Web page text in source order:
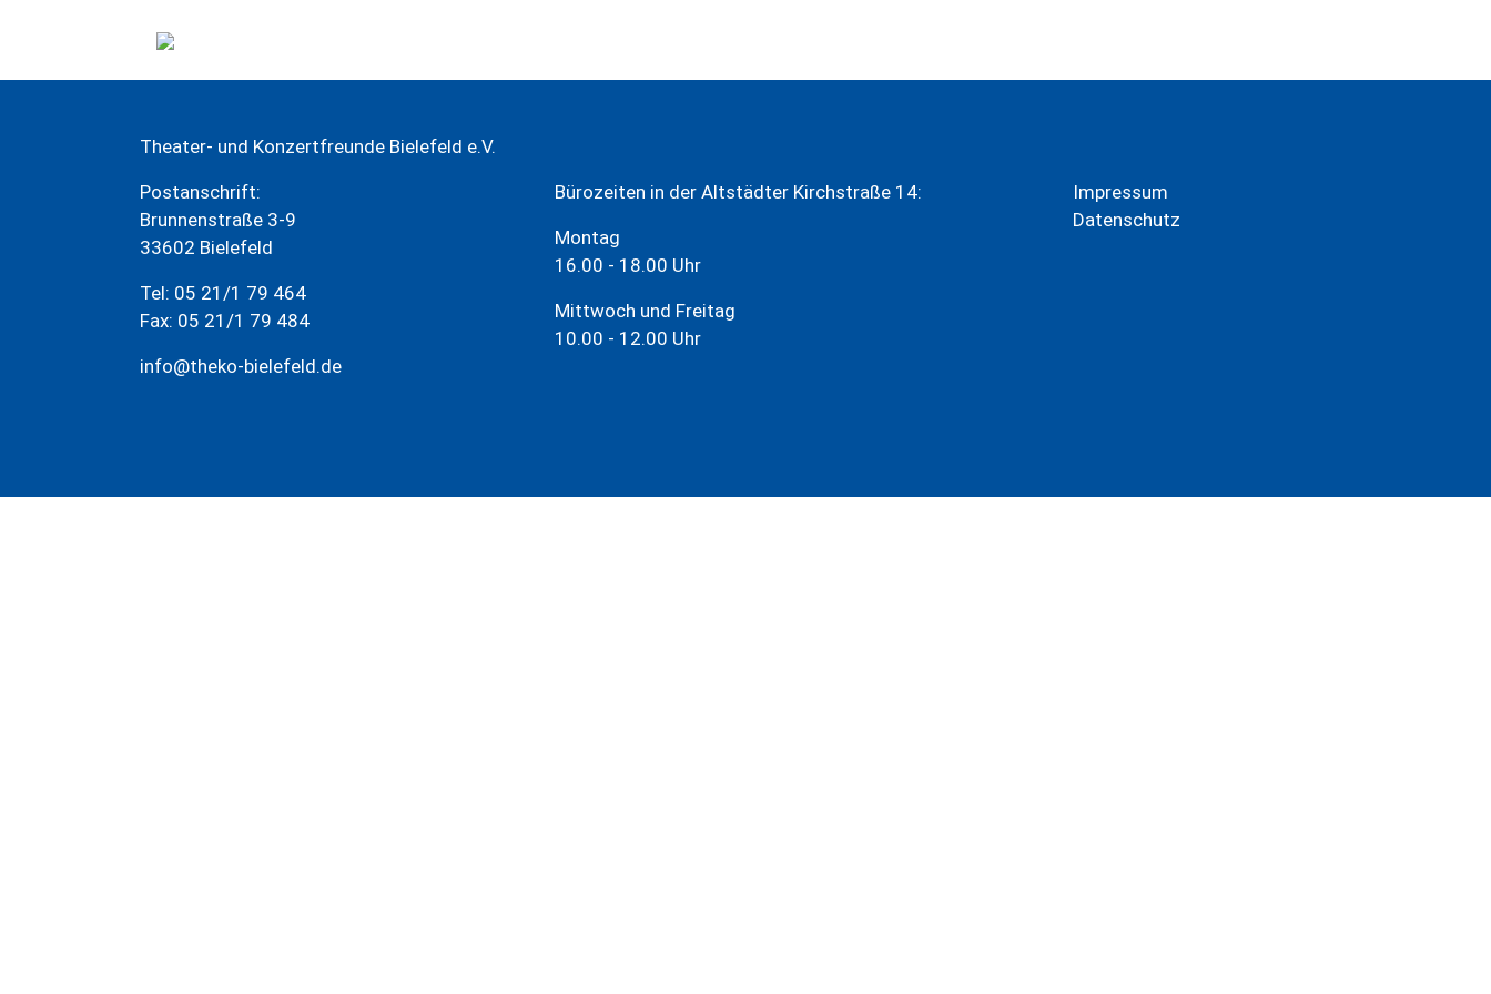
Theater- und Konzertfreunde Bielefeld e.V.
Postanschrift:
Brunnenstraße 3-9
33602 Bielefeld
Tel: 05 21/1 79 464
Fax: 05 21/1 79 484
info@theko-bielefeld.de
Bürozeiten in der Altstädter Kirchstraße 14:
Montag
16.00 - 18.00 Uhr
Mittwoch und Freitag
10.00 - 12.00 Uhr
Impressum
Datenschutz